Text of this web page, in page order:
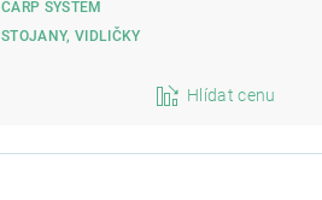
CARP SYSTEM
STOJANY, VIDLIČKY
Hlídat cenu